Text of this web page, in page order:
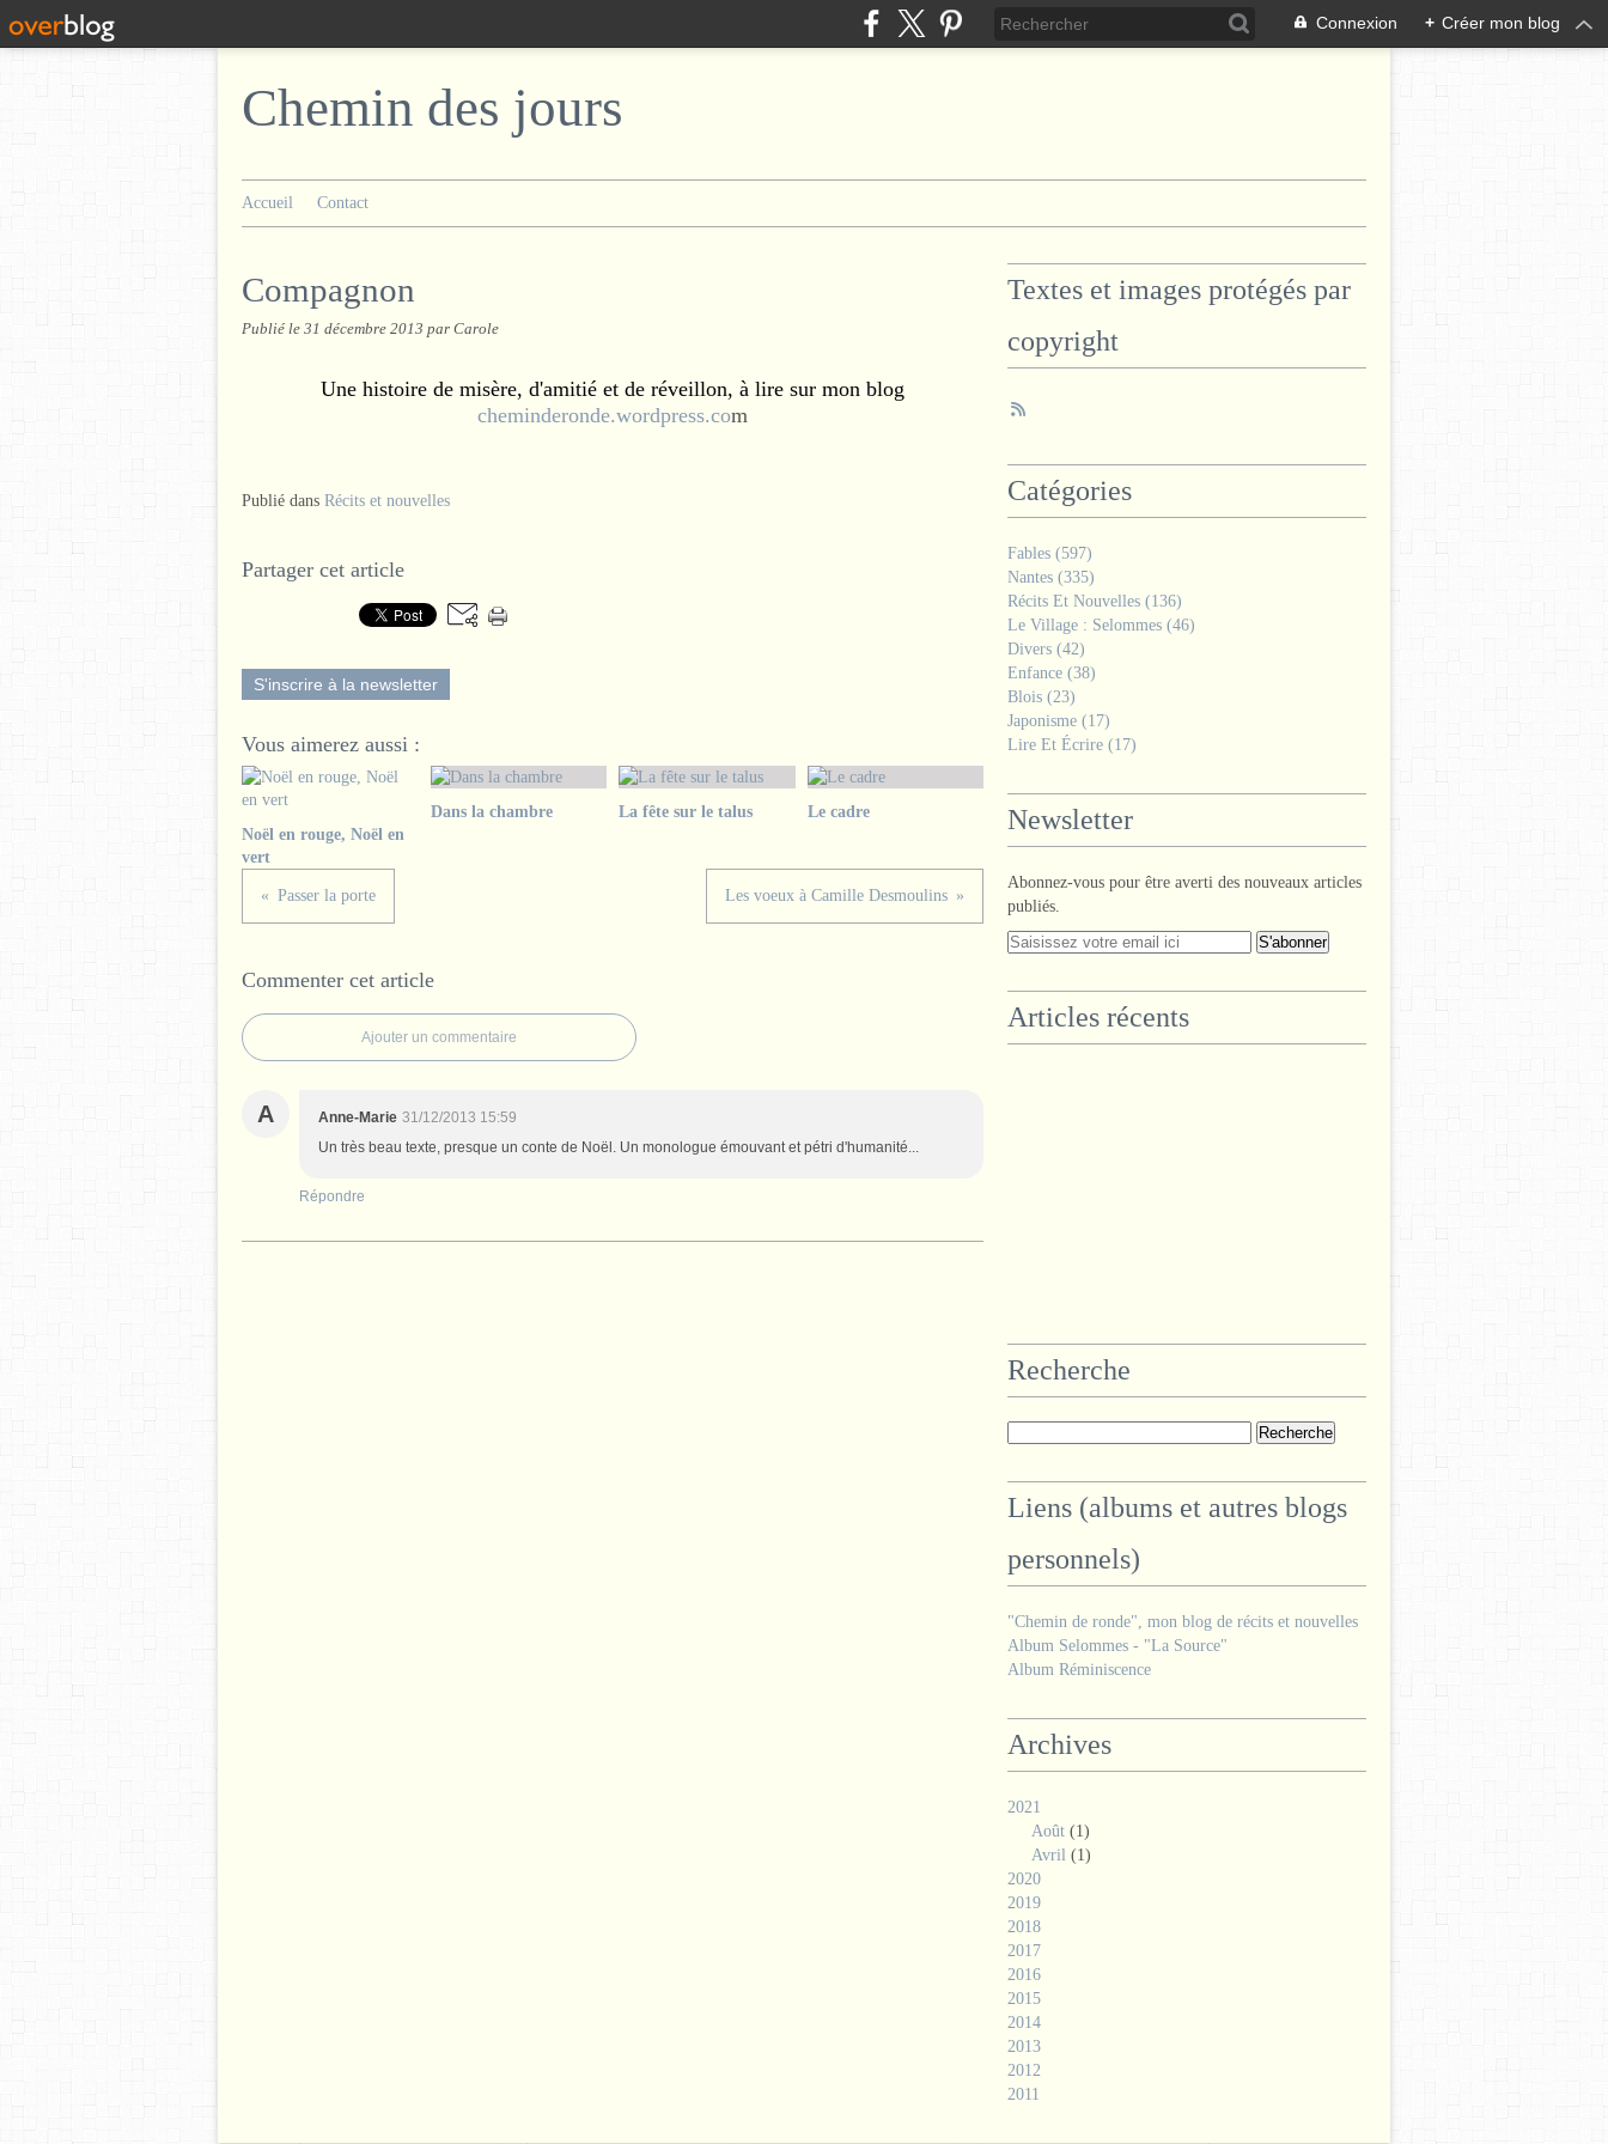
Connexion + Créer mon blog
Chemin des jours
Accueil Contact
Compagnon
Publié le 31 décembre 2013 par Carole
Une histoire de misère, d'amitié et de réveillon, à lire sur mon blog
cheminderonde.wordpress.com
Publié dans Récits et nouvelles
Partager cet article
S'inscrire à la newsletter
Vous aimerez aussi :
Noël en rouge, Noël en
vert
Dans la chambre La fête sur le talus Le cadre
Passer la porte Les voeux à Camille Desmoulins
Commenter cet article
Ajouter un commentaire
A Anne-Marie 31/12/2013 15:59
Un très beau texte, presque un conte de Noël. Un monologue émouvant et pétri d'humanité...
Répondre
Textes et images protégés par
copyright
Catégories
Fables (597)
Nantes (335)
Récits Et Nouvelles (136)
Le Village : Selommes (46)
Divers (42)
Enfance (38)
Blois (23)
Japonisme (17)
Lire Et Écrire (17)
Newsletter
Abonnez-vous pour être averti des nouveaux articles
publiés.
Articles récents
Recherche
Liens (albums et autres blogs
personnels)
"Chemin de ronde", mon blog de récits et nouvelles
Album Selommes - "La Source"
Album Réminiscence
Archives
2021
Août (1)
Avril (1)
2020
2019
2018
2017
2016
2015
2014
2013
2012
2011